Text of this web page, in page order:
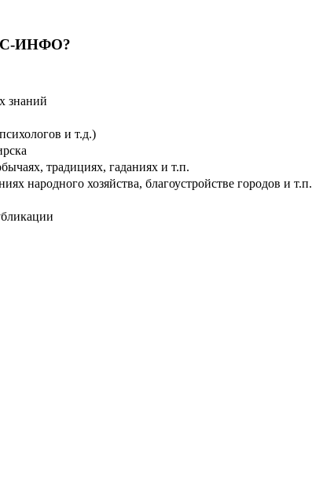
ИНФО?
знаний
и т.д.)
традициях, гаданиях и т.п.
народного хозяйства, благоустройстве городов и т.п.